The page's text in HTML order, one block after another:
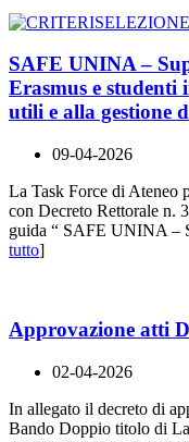
SAFE UNINA –
Erasmus e
utili e alla gestione
09-04-2026
La Task Force di Ateneo
con Decreto Rettorale n.
guida “ SAFE UNINA –
tutto]
Approvazione atti
02-04-2026
In allegato il decreto di
Bando Doppio titolo di